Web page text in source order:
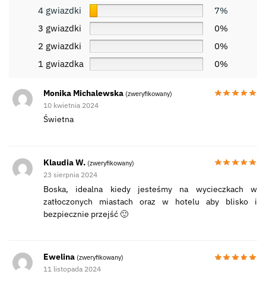
4 gwiazdki
7%
3 gwiazdki
0%
2 gwiazdki
0%
1 gwiazdka
0%
Monika Michalewska (zweryfikowany)
10 kwietnia 2024
Świetna
Klaudia W. (zweryfikowany)
23 sierpnia 2024
Boska, idealna kiedy jesteśmy na wycieczkach w
zatłoczonych miastach oraz w hotelu aby blisko i
bezpiecznie przejść 🙂
Ewelina (zweryfikowany)
11 listopada 2024